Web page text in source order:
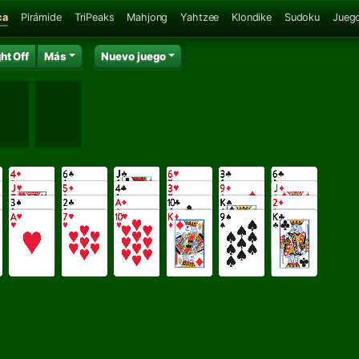
Pirámide TriPeaks Mahjong Yahtzee Klondike Sudoku
Off Más Nuevo juego